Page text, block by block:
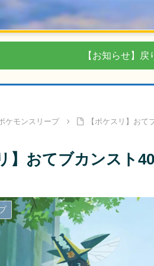
【お知らせ】
ケモンスリープ 【ポケスリ】お
】おてブカンスト